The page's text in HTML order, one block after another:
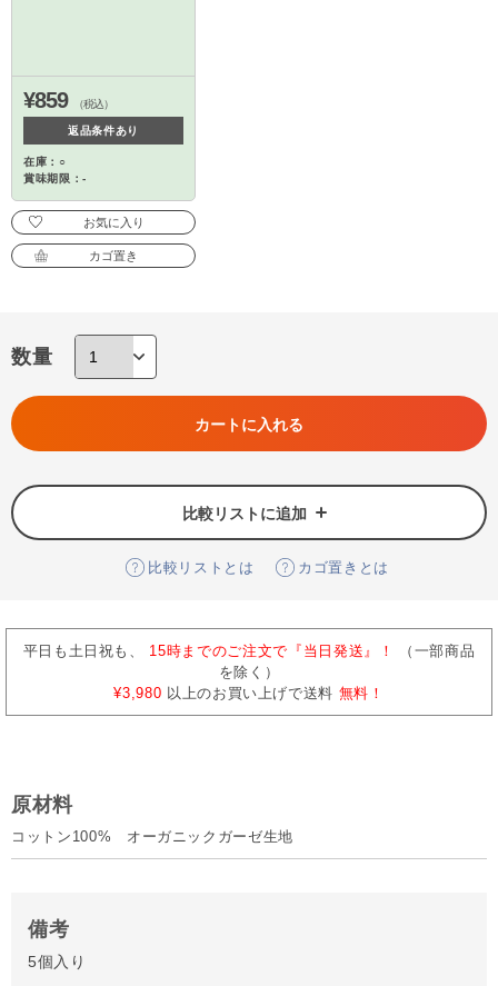
¥859 （税込）
返品条件あり
在庫：○
賞味期限：-
お気に入り
カゴ置き
数量
カートに入れる
比較リストに追加
比較リストとは カゴ置きとは
平日も土日祝も、 15時までのご注文で『当日発送』！
（一部商品
を除く）
¥3,980 以上のお買い上げで送料 無料！
原材料
コットン100% オーガニックガーゼ生地
備考
5個入り